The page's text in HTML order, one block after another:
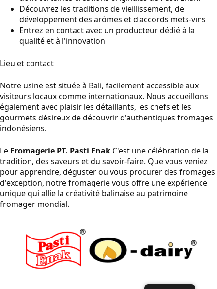
Découvrez les traditions de vieillissement, de
développement des arômes et d'accords mets-vins
Entrez en contact avec un producteur dédié à la
qualité et à l'innovation
Lieu et contact
Notre usine est située à Bali, facilement accessible aux
visiteurs locaux comme internationaux. Nous accueillons
également avec plaisir les détaillants, les chefs et les
gourmets désireux de découvrir d'authentiques fromages
indonésiens.
Le Fromagerie PT. Pasti Enak C'est une célébration de la
tradition, des saveurs et du savoir-faire. Que vous veniez
pour apprendre, déguster ou vous procurer des fromages
d'exception, notre fromagerie vous offre une expérience
unique qui allie la créativité balinaise au patrimoine
fromager mondial.